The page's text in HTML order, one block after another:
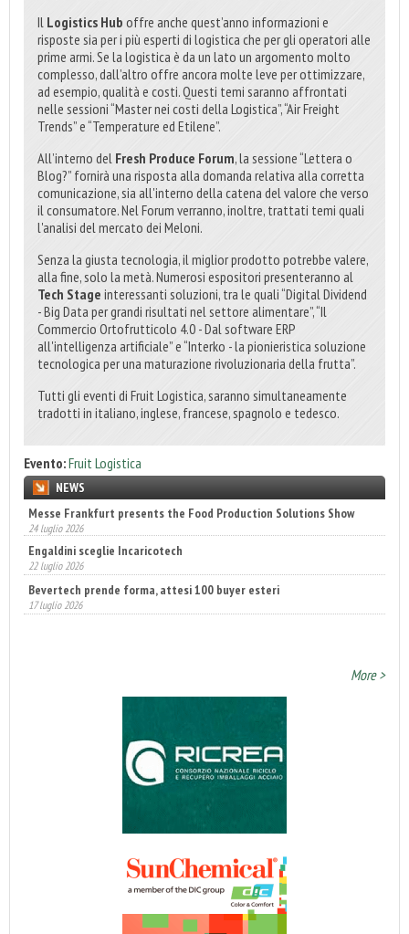
Il Logistics Hub offre anche quest’anno informazioni e
risposte sia per i più esperti di logistica che per gli operatori alle
prime armi. Se la logistica è da un lato un argomento molto
complesso, dall’altro offre ancora molte leve per ottimizzare,
ad esempio, qualità e costi. Questi temi saranno affrontati
nelle sessioni “Master nei costi della Logistica”, “Air Freight
Trends” e “Temperature ed Etilene”.
All’interno del Fresh Produce Forum, la sessione “Lettera o
Blog?” fornirà una risposta alla domanda relativa alla corretta
comunicazione, sia all'interno della catena del valore che verso
il consumatore. Nel Forum verranno, inoltre, trattati temi quali
l'analisi del mercato dei Meloni.
Senza la giusta tecnologia, il miglior prodotto potrebbe valere,
alla fine, solo la metà. Numerosi espositori presenteranno al
Tech Stage interessanti soluzioni, tra le quali “Digital Dividend
- Big Data per grandi risultati nel settore alimentare”, “Il
Commercio Ortofrutticolo 4.0 - Dal software ERP
all'intelligenza artificiale” e “Interko - la pionieristica soluzione
tecnologica per una maturazione rivoluzionaria della frutta”.
Tutti gli eventi di Fruit Logistica, saranno simultaneamente
tradotti in italiano, inglese, francese, spagnolo e tedesco.
Evento:Fruit Logistica
NEWS
Engaldini sceglie Incaricotech
22 luglio 2026
Bevertech prende forma, attesi 100 buyer esteri
17 luglio 2026
Fatturato record per l'industria cosmetica in Italia
10 luglio 2026
More >